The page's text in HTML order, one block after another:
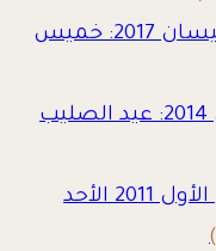
موعظة يوم الخميس 13 نيسان 2017: خميس
موعظة يوم الأحد 14 أيلول 2014: عيد الصليب
موعظة يوم الأحد 11 كانون الأول 2011 الأحد